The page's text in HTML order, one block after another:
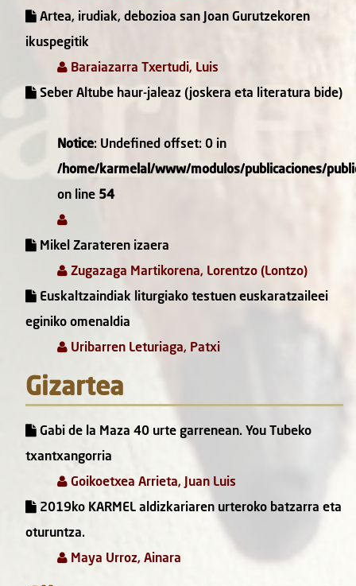
Artea, irudiak, debozioa san Joan Gurutzekoren
ikuspegitik
Baraiazarra Txertudi, Luis
Seber Altube haur-jaleaz (joskera eta literatura bide)
Notice: Undefined offset: 0 in
/home/karmelal/www/modulos/publicaciones/
on line 54
Mikel Zarateren izaera
Zugazaga Martikorena, Lorentzo (Lontzo)
Euskaltzaindiak liturgiako testuen euskaratzaileei
eginiko omenaldia
Uribarren Leturiaga, Patxi
Gizartea
Gabi de la Maza 40 urte garrenean. You Tubeko
txantxangorria
Goikoetxea Arrieta, Juan Luis
2019ko KARMEL aldizkariaren urteroko batzarra eta
oturuntza.
Maya Urroz, Ainara